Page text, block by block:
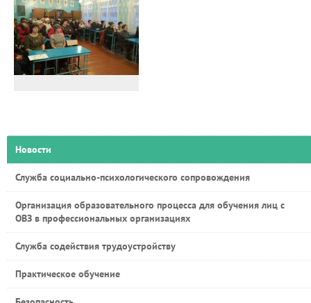
Новости
Служба социально-психологического сопровождения
Организация образовательного процесса для обучения лиц с
ОВЗ в профессиональных организациях
Служба содействия трудоустройству
Практическое обучение